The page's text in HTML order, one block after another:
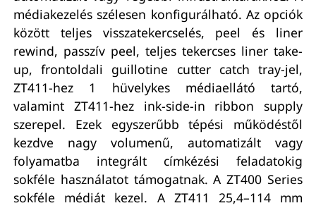
médiakezelés szélesen konfigurálható. Az opciók
között teljes visszatekercselés, peel és liner
rewind, passzív peel, teljes tekercses liner take-
up, frontoldali guillotine cutter catch tray-jel,
ZT411-hez 1 hüvelykes médiaellátó tartó,
valamint ZT411-hez ink-side-in ribbon supply
szerepel. Ezek egyszerűbb tépési működéstől
kezdve nagy volumenű, automatizált vagy
folyamatba integrált címkézési feladatokig
sokféle használatot támogatnak. A ZT400 Series
sokféle médiát kezel. A ZT411 25,4–114 mm